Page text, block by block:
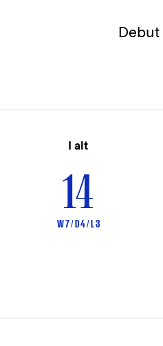
Debut
I alt
14
W 7 / D 4 / L 3